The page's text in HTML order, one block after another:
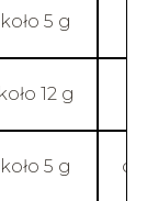
5 g
12 g
5 g